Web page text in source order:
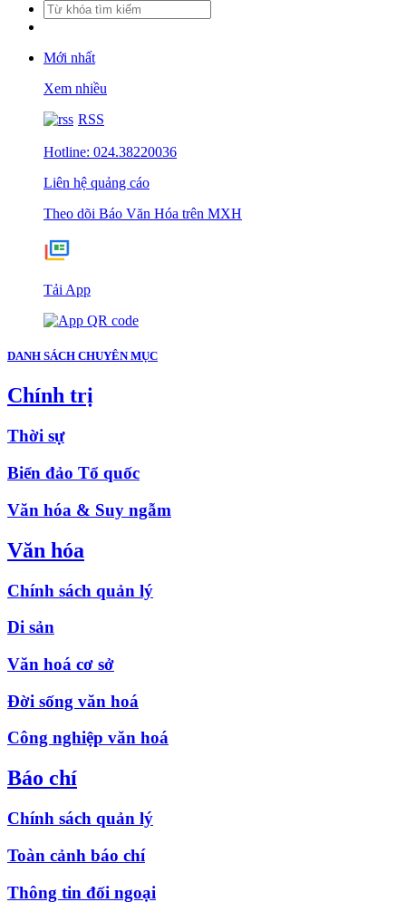
Mới nhất
Xem nhiều
RSS
Hotline: 024.38220036
Liên hệ quảng cáo
Theo dõi Báo Văn Hóa trên MXH
Tải App
DANH SÁCH CHUYÊN MỤC
Chính trị
Thời sự
Biển đảo Tổ quốc
Văn hóa & Suy ngẫm
Văn hóa
Chính sách quản lý
Di sản
Văn hoá cơ sở
Đời sống văn hoá
Công nghiệp văn hoá
Báo chí
Chính sách quản lý
Toàn cảnh báo chí
Thông tin đối ngoại